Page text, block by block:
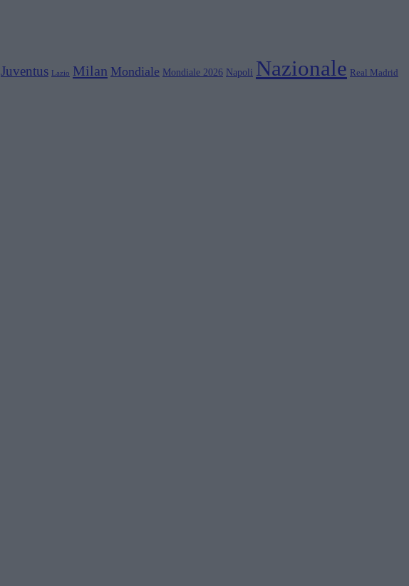
Juventus Lazio Milan Mondiale Mondiale 2026 Napoli Nazionale Real Madrid